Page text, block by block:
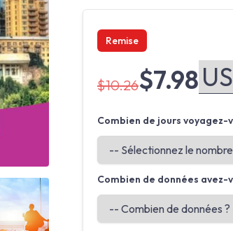
Angled view
Remise
$10.26$7.98
Combien de jours voyagez-
Combien de données avez-